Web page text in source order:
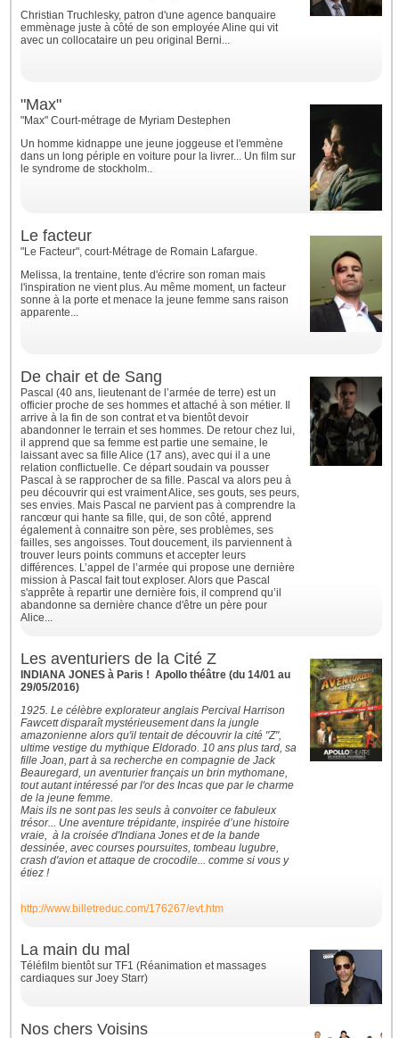
Christian Truchlesky, patron d'une agence banquaire
emmènage juste à côté de son employée Aline qui vit
avec un collocataire un peu original Berni...
"Max"
"Max" Court-métrage de Myriam Destephen
Un homme kidnappe une jeune joggeuse et l'emmène
dans un long périple en voiture pour la livrer... Un film sur
le syndrome de stockholm..
Le facteur
"Le Facteur", court-Métrage de Romain Lafargue.
Melissa, la trentaine, tente d'écrire son roman mais
l'inspiration ne vient plus. Au même moment, un facteur
sonne à la porte et menace la jeune femme sans raison
apparente...
De chair et de Sang
Pascal (40 ans, lieutenant de l’armée de terre) est un
officier proche de ses hommes et attaché à son métier. Il
arrive à la fin de son contrat et va bientôt devoir
abandonner le terrain et ses hommes. De retour chez lui,
il apprend que sa femme est partie une semaine, le
laissant avec sa fille Alice (17 ans), avec qui il a une
relation conflictuelle. Ce départ soudain va pousser
Pascal à se rapprocher de sa fille. Pascal va alors peu à
peu découvrir qui est vraiment Alice, ses gouts, ses peurs,
ses envies. Mais Pascal ne parvient pas à comprendre la
rancœur qui hante sa fille, qui, de son côté, apprend
également à connaitre son père, ses problèmes, ses
failles, ses angoisses. Tout doucement, ils parviennent à
trouver leurs points communs et accepter leurs
différences. L’appel de l’armée qui propose une dernière
mission à Pascal fait tout exploser. Alors que Pascal
s'apprête à repartir une dernière fois, il comprend qu’il
abandonne sa dernière chance d'être un père pour
Alice...
Les aventuriers de la Cité Z
INDIANA JONES à Paris ! Apollo théâtre (du 14/01 au
29/05/2016)
1925. Le célèbre explorateur anglais Percival Harrison
Fawcett disparaît mystérieusement dans la jungle
amazonienne alors qu'il tentait de découvrir la cité "Z",
ultime vestige du mythique Eldorado. 10 ans plus tard, sa
fille Joan, part à sa recherche en compagnie de Jack
Beauregard, un aventurier français un brin mythomane,
tout autant intéressé par l'or des Incas que par le charme
de la jeune femme.
Mais ils ne sont pas les seuls à convoiter ce fabuleux
trésor... Une aventure trépidante, inspirée d’une histoire
vraie, à la croisée d'Indiana Jones et de la bande
dessinée, avec courses poursuites, tombeau lugubre,
crash d'avion et attaque de crocodile... comme si vous y
étiez !
http://www.billetreduc.com/176267/evt.htm
La main du mal
Téléfilm bientôt sur TF1 (Réanimation et massages
cardiaques sur Joey Starr)
Nos chers Voisins